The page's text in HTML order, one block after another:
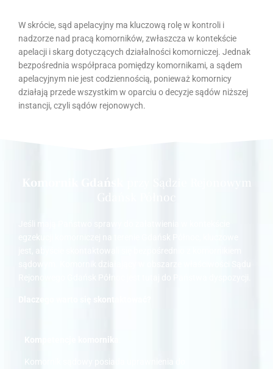
W skrócie, sąd apelacyjny ma kluczową rolę w kontroli i
nadzorze nad pracą komorników, zwłaszcza w kontekście
apelacji i skarg dotyczących działalności komorniczej. Jednak
bezpośrednia współpraca pomiędzy komornikami, a sądem
apelacyjnym nie jest codziennością, ponieważ komornicy
działają przede wszystkim w oparciu o decyzje sądów niższej
instancji, czyli sądów rejonowych.
Komornik Gdańsk
Komornik sądowy posiada uprawnienia do